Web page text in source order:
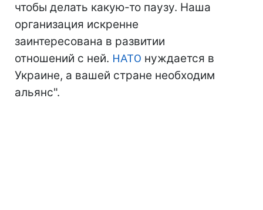
чтобы делать какую-то паузу. Наша
организация искренне
заинтересована в развитии
отношений с ней. НАТО нуждается в
Украине, а вашей стране необходим
альянс".